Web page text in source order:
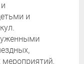
и
мероприятий.